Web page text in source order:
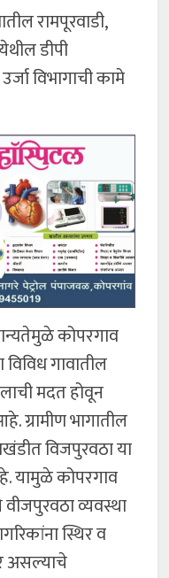
रामपूरवाडी,
डीपी
विभागाची कामे
कोपरगाव
विविध गावातील
मदत होवून
ग्रामीण भागातील
विजपुरवठा या
यामुळे कोपरगाव
व्यवस्था
स्थिर व
असल्याचे